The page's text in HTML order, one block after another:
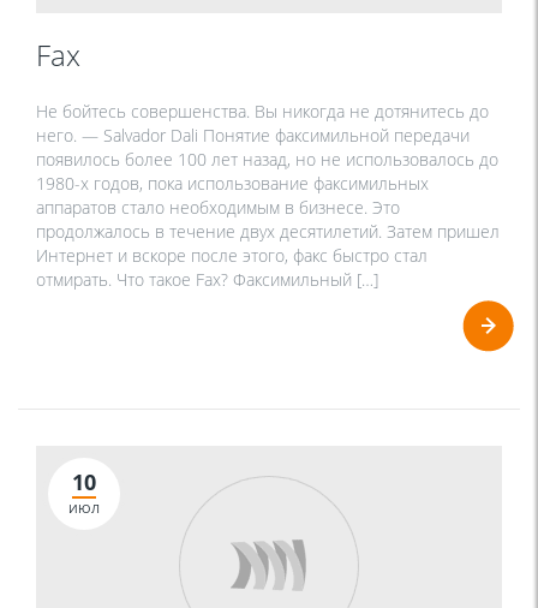
Fax
Не бойтесь совершенства. Вы никогда не дотянитесь до
него. — Salvador Dali Понятие факсимильной передачи
появилось более 100 лет назад, но не использовалось до
1980-х годов, пока использование факсимильных
аппаратов стало необходимым в бизнесе. Это
продолжалось в течение двух десятилетий. Затем пришел
Интернет и вскоре после этого, факс быстро стал
отмирать. Что такое Fax? Факсимильный […]
10
ИЮЛ